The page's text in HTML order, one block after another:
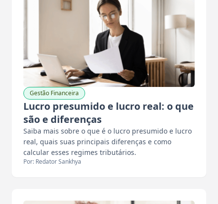
Gestão Financeira
Lucro presumido e lucro real: o que
são e diferenças
Saiba mais sobre o que é o lucro presumido e lucro
real, quais suas principais diferenças e como
calcular esses regimes tributários.
Por: Redator Sankhya